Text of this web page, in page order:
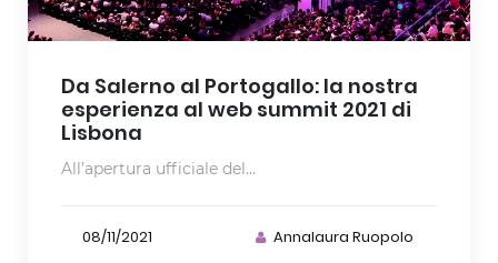
Da Salerno al Portogallo: la nostra
esperienza al web summit 2021 di
Lisbona
All’apertura ufficiale del...
08/11/2021 Annalaura Ruopolo